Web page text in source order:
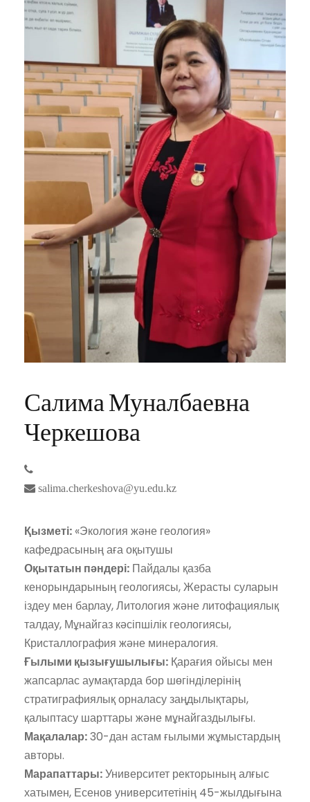
Салима Муналбаевна
Черкешова
salima.cherkeshova@yu.edu.kz
Қызметі: «Экология және геология»
кафедрасының аға оқытушы
Оқытатын пәндері: Пайдалы қазба
кенорындарының геологиясы, Жерасты суларын
іздеу мен барлау, Литология және литофациялық
талдау, Мұнайгаз кәсіпшілік геологиясы,
Кристаллография және минералогия.
Ғылыми қызығушылығы: Қарағия ойысы мен
жапсарлас аумақтарда бор шөгінділерінің
стратиграфиялық орналасу заңдылықтары,
қалыптасу шарттары және мұнайгаздылығы.
Мақалалар:30-дан астам ғылыми жұмыстардың
авторы.
Марапаттары:Университет ректорының алғыс
хатымен, Есенов университетінің 45-жылдығына